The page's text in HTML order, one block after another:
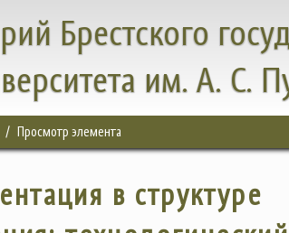
Брестского
им. А. С.
Просмотр элемента
в структуре